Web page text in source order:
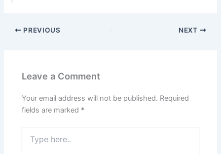
PREVIOUS NEXT
Leave a Comment
Your email address will not be published. Required
fields are marked *
here..